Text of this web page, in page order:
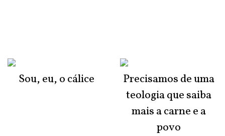
Sou, eu, o cálice
Precisamos de uma
teologia que saiba
mais a carne e a
povo